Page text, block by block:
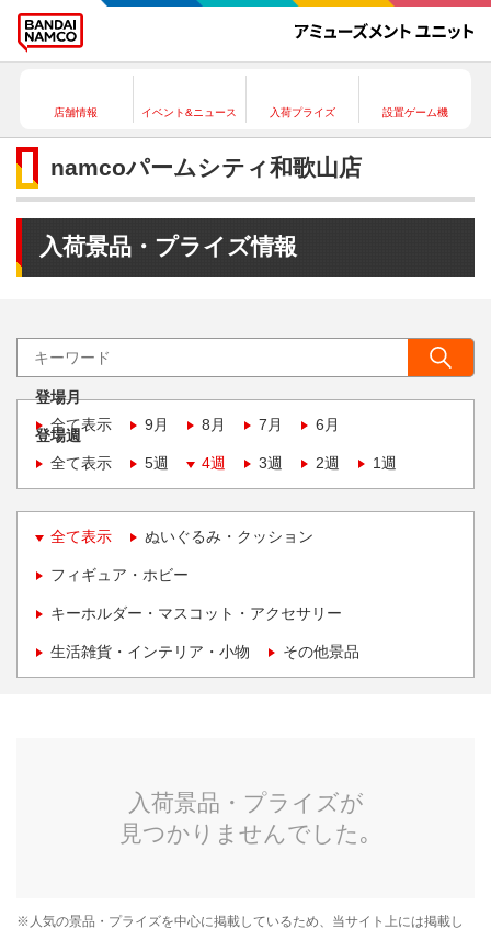
店舗情報 イベント&ニュース 入荷プライズ 設置ゲーム機
namcoパームシティ和歌山店
入荷景品・プライズ情報
登場月
全て表示
9月 8月 7月 6月
登場週
全て表示
5週 4週 3週 2週 1週
全て表示 ぬいぐるみ・クッション
フィギュア・ホビー
キーホルダー・マスコット・アクセサリー
生活雑貨・インテリア・小物 その他景品